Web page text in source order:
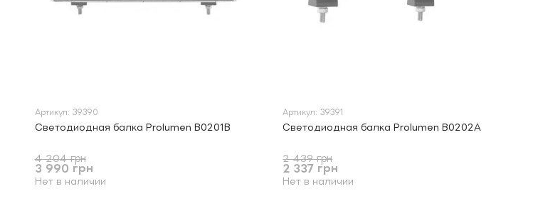
Артикул: 39390
Светодиодная балка Prolumen B0201B
4 204 грн
3 990 грн
Нет в наличии
Артикул: 39391
Светодиодная балка Prolumen B0202A
2 439 грн
2 337 грн
Нет в наличии